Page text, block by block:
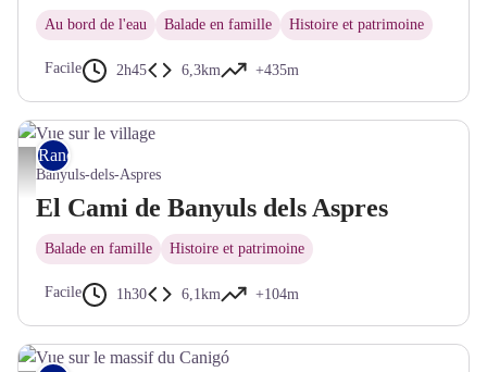
Au bord de l'eau Balade en famille Histoire et patrimoine
Facile 2h45 6,3km +435m
Vue sur le village - OTI Aspres Thuir
Rando pédestre
Banyuls-dels-Aspres
El Cami de Banyuls dels Aspres
Balade en famille Histoire et patrimoine
Facile 1h30 6,1km +104m